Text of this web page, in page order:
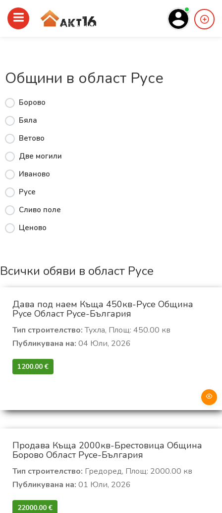
Общини в област Русе
Борово
Бяла
Ветово
Две могили
Иваново
Русе
Сливо поле
Ценово
Всички обяви в област Русе
Дава под наем Къща 450кв-Русе Община
Русе Област Русе-България
Тип строителство:Тухла, Площ: 450.00 кв
Публикувана на: 04 Юли, 2026
1200.00 €‎
Продава Къща 2000кв-Брестовица Община
Борово Област Русе-България
Тип строителство: Гредоред, Площ: 2000.00 кв
Публикувана на: 01 Юли, 2026
22000.00 €‎